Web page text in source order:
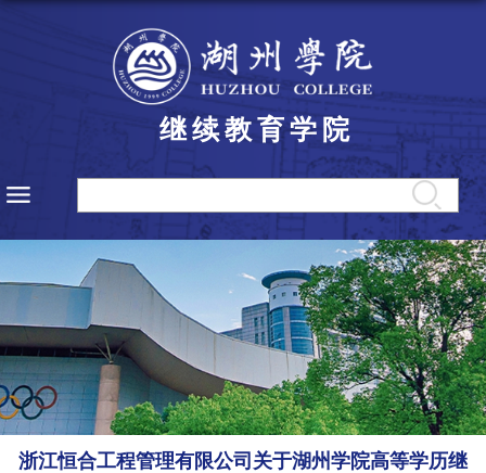
继续教育学院
浙江恒合工程管理有限公司关于湖州学院高等学历继